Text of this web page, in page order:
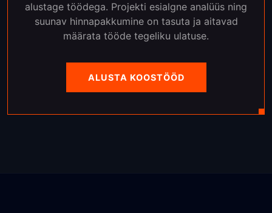
alustage töödega. Projekti esialgne analüüs ning
suunav hinnapakkumine on tasuta ja aitavad
määrata tööde tegeliku ulatuse.
ALUSTA KOOSTÖÖD